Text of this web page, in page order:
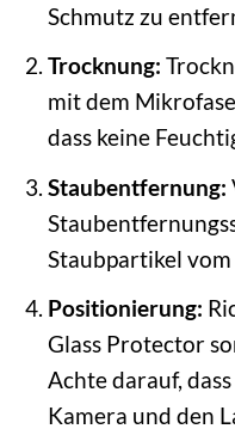
Schmutz zu
Trocknung:
mit dem
dass keine
Staubentfernung:
Staubpartikel
Positionierung:
Glass Protector
Achte darauf,
Kamera und den